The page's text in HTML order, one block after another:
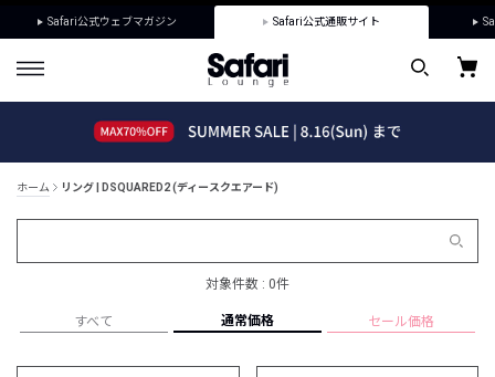
Safari公式ウェブマガジン Safari公式通販サイト
ホーム リング | DSQUARED2 (ディースクエアード)
対象件数 : 0件
すべて 通常価格 セール価格